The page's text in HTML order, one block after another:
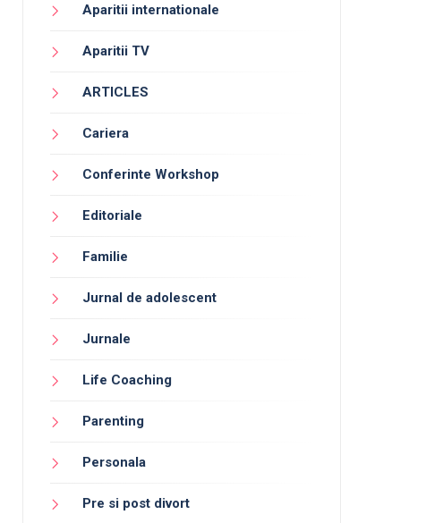
Aparitii internationale
Aparitii TV
ARTICLES
Cariera
Conferinte Workshop
Editoriale
Familie
Jurnal de adolescent
Jurnale
Life Coaching
Parenting
Personala
Pre si post divort